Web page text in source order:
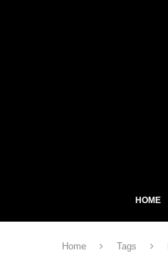
HOME
Home Tags